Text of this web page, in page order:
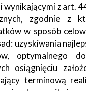
wynikającymi z art.
zgodnie z
w sposób
uzyskiwania
optymalnego
osiągnięciu
terminową